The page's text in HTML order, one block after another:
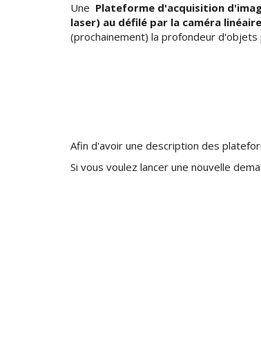
Une Plateforme d'acquisition
laser) au défilé par la caméra
(prochainement) la profondeur d'objets
Afin d'avoir une description des
Si vous voulez lancer une nouvelle